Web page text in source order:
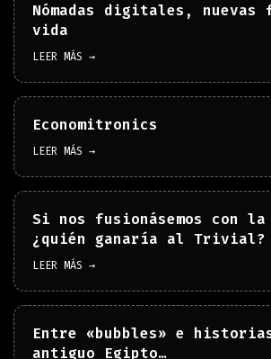
Nómadas digitales, nuevas
vida
LEER MÁS →
Economitronics
LEER MÁS →
Si nos fusionásemos con la
¿quién ganaría al Trivial?
LEER MÁS →
Entre «bubbles» e
antiguo Egipto…